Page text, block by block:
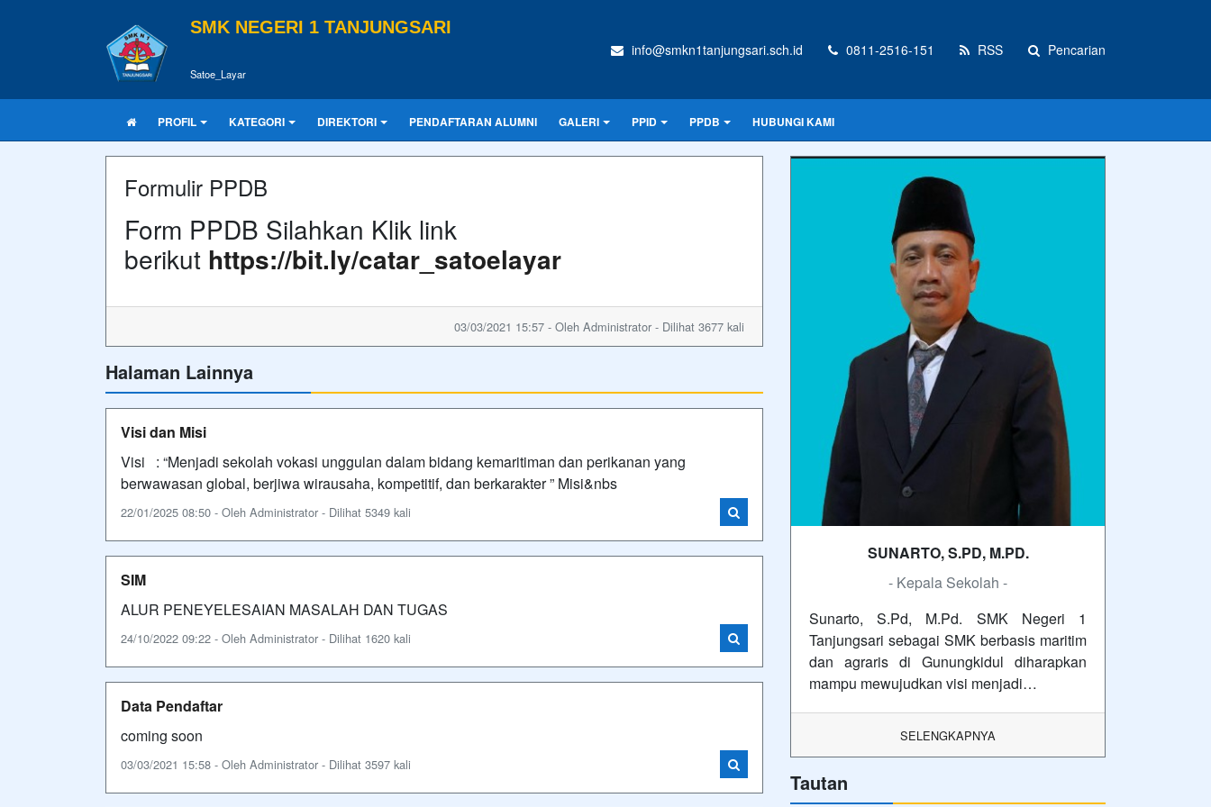
SMK NEGERI 1 TANJUNGSARI
Satoe_Layar
info@smkn1tanjungsari.sch.id 0811-2516-151 RSS Pencarian
PROFIL KATEGORI DIREKTORI PENDAFTARAN ALUMNI GALERI PPID PPDB HUBUNGI KAMI
Formulir PPDB
Form PPDB Silahkan Klik link
berikut https://bit.ly/catar_satoelayar
03/03/2021 15:57 - Oleh Administrator - Dilihat 3677 kali
Halaman Lainnya
Visi dan Misi
Visi : “Menjadi sekolah vokasi unggulan dalam bidang kemaritiman dan perikanan yang
berwawasan global, berjiwa wirausaha, kompetitif, dan berkarakter ” Misi&nbs
22/01/2025 08:50 - Oleh Administrator - Dilihat 5349 kali
SIM
ALUR PENEYELESAIAN MASALAH DAN TUGAS
24/10/2022 09:22 - Oleh Administrator - Dilihat 1620 kali
Data Pendaftar
coming soon
03/03/2021 15:58 - Oleh Administrator - Dilihat 3597 kali
SUNARTO, S.PD, M.PD.
- Kepala Sekolah -
Sunarto, S.Pd, M.Pd. SMK Negeri 1
Tanjungsari sebagai SMK berbasis maritim
dan agraris di Gunungkidul diharapkan
mampu mewujudkan visi menjadi…
SELENGKAPNYA
Tautan